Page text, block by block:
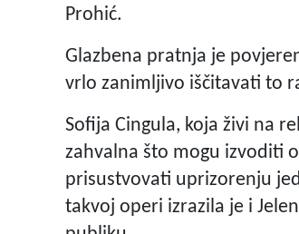
Prohić.
Glazbena pratnja je
vrlo zanimljivo iščitavati to
Sofija Cingula, koja živi na
zahvalna što mogu izvoditi
prisustvovati uprizorenju
takvoj operi izrazila je i